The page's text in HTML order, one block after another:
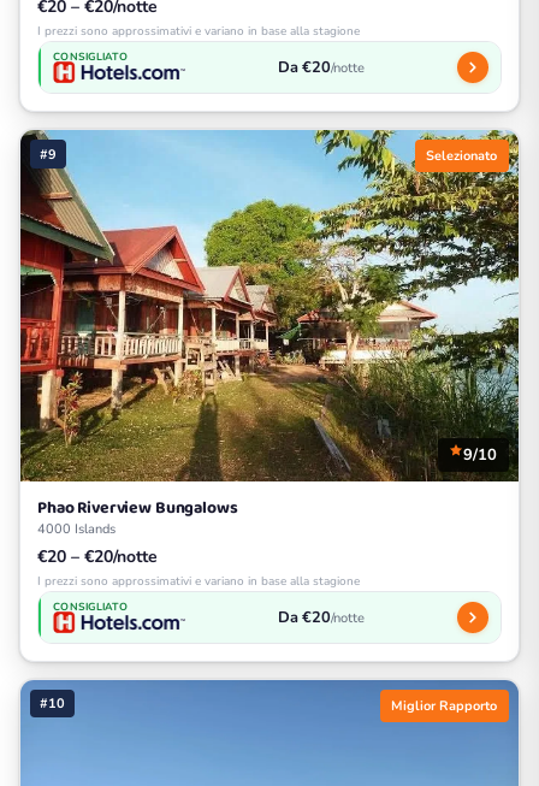
€20 – €20/notte
I prezzi sono approssimativi e variano in base alla stagione
CONSIGLIATO Da €20/notte
#9 Selezionato
9/10
Phao Riverview Bungalows
4000 Islands
€20 – €20/notte
I prezzi sono approssimativi e variano in base alla stagione
CONSIGLIATO Da €20/notte
#10 Miglior Rapporto